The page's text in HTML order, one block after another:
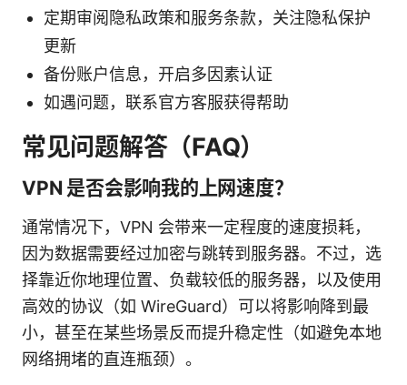
定期审阅隐私政策和服务条款，关注隐私保护
更新
备份账户信息，开启多因素认证
如遇问题，联系官方客服获得帮助
常见问题解答（FAQ）
VPN 是否会影响我的上网速度？
通常情况下，VPN 会带来一定程度的速度损耗，
因为数据需要经过加密与跳转到服务器。不过，选
择靠近你地理位置、负载较低的服务器，以及使用
高效的协议（如 WireGuard）可以将影响降到最
小，甚至在某些场景反而提升稳定性（如避免本地
网络拥堵的直连瓶颈）。